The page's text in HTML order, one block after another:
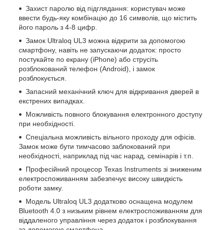
Захист паролю від підглядання: користувач може
ввести будь-яку комбінацію до 16 символів, що містить
його пароль з 4-8 цифр.
Замок Ultraloq UL3 можна відкрити за допомогою
смартфону, навіть не запускаючи додаток: просто
постукайте по екрану (iPhone) або струсіть
розблокований телефон (Android), і замок
розблокується.
Запасний механічний ключ для відкривання дверей в
екстрених випадках.
Можливість повного блокування електронного доступу
при необхідності.
Спеціальна можливість вільного проходу для офісів.
Замок може бути тимчасово заблокований при
необхідності, наприклад під час нарад, семінарів і т.п.
Професійний процесор Texas Instruments зі зниженим
електроспоживанням забезпечує високу швидкість
роботи замку.
Модель Ultraloq UL3 додатково оснащена модулем
Bluetooth 4.0 з низьким рівнем електроспоживанням для
віддаленого управління через додаток і розблокування